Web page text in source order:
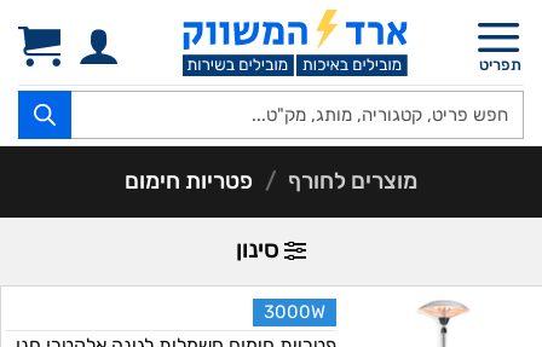
content
תפריט
Products
search
מוצרים לחורף / פטריות חימום
סינון
3000W